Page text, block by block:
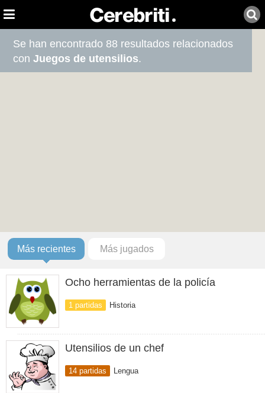
Se han encontrado 88 resultados relacionados
conJuegos de utensilios.
Más recientes Más jugados
Ocho herramientas de la policía
1 partidas Historia
Utensilios de un chef
14 partidas Lengua